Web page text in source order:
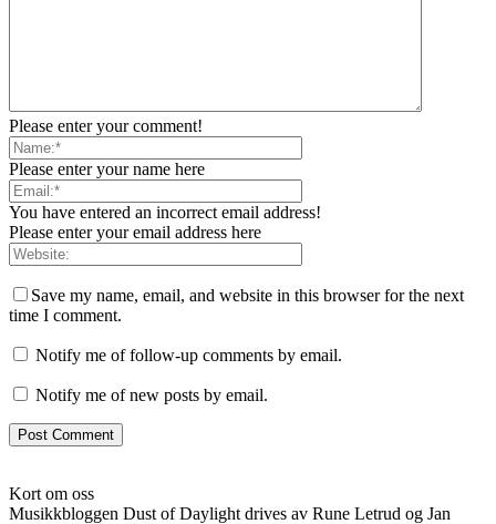
Please enter your comment!
Please enter your name here
You have entered an incorrect email address!
Please enter your email address here
Save my name, email, and website in this browser for the next
time I comment.
Notify me of follow-up comments by email.
Notify me of new posts by email.
Kort om oss
Musikkbloggen Dust of Daylight drives av Rune Letrud og Jan